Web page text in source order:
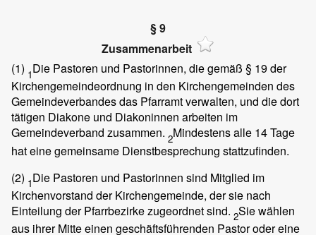
§ 9
Zusammenarbeit
(1) 1Die Pastoren und Pastorinnen, die gemäß § 19 der
Kirchengemeindeordnung in den Kirchengemeinden des
Gemeindeverbandes das Pfarramt verwalten, und die dort
tätigen Diakone und Diakoninnen arbeiten im
Gemeindeverband zusammen. 2Mindestens alle 14 Tage
hat eine gemeinsame Dienstbesprechung stattzufinden.
(2) 1Die Pastoren und Pastorinnen sind Mitglied im
Kirchenvorstand der Kirchengemeinde, der sie nach
Einteilung der Pfarrbezirke zugeordnet sind. 2Sie wählen
aus ihrer Mitte einen geschäftsführenden Pastor oder eine